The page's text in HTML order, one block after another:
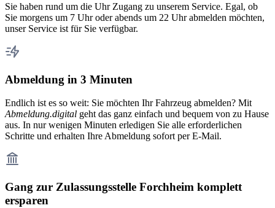
Sie haben rund um die Uhr Zugang zu unserem Service. Egal, ob
Sie morgens um 7 Uhr oder abends um 22 Uhr abmelden möchten,
unser Service ist für Sie verfügbar.
Abmeldung in 3 Minuten
Endlich ist es so weit: Sie möchten Ihr Fahrzeug abmelden? Mit
Abmeldung.digital geht das ganz einfach und bequem von zu Hause
aus. In nur wenigen Minuten erledigen Sie alle erforderlichen
Schritte und erhalten Ihre Abmeldung sofort per E-Mail.
Gang zur Zulassungsstelle Forchheim komplett
ersparen